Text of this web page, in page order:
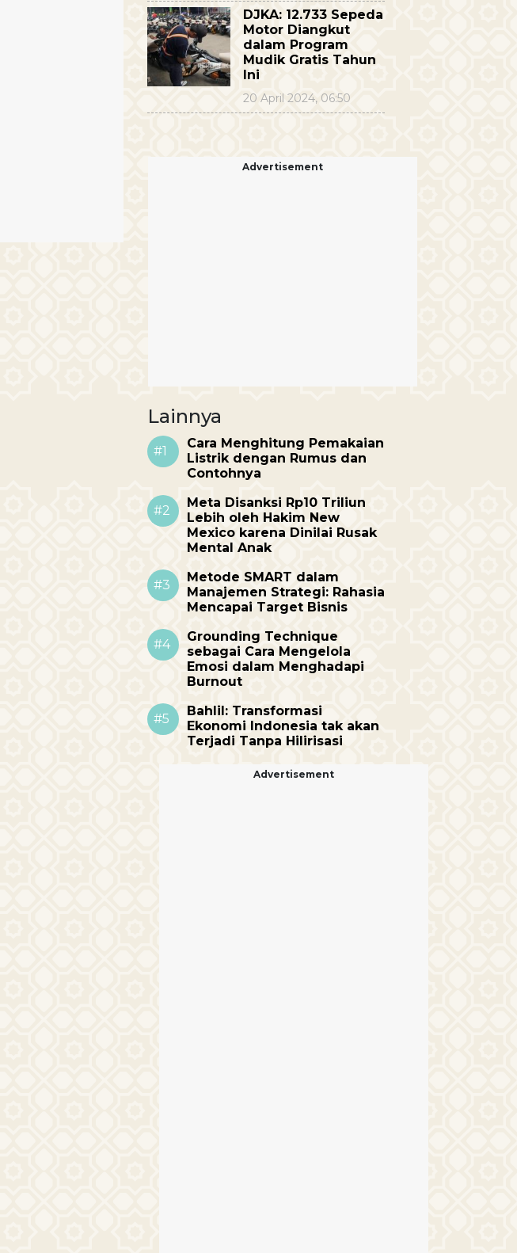
DJKA: 12.733 Sepeda
Motor Diangkut
dalam Program
Mudik Gratis Tahun
Ini
20 April 2024, 06:50
Advertisement
Lainnya
#1
Cara Menghitung Pemakaian
Listrik dengan Rumus dan
Contohnya
#2
Meta Disanksi Rp10 Triliun
Lebih oleh Hakim New
Mexico karena Dinilai Rusak
Mental Anak
#3
Metode SMART dalam
Manajemen Strategi: Rahasia
Mencapai Target Bisnis
#4
Grounding Technique
sebagai Cara Mengelola
Emosi dalam Menghadapi
Burnout
#5
Bahlil: Transformasi
Ekonomi Indonesia tak akan
Terjadi Tanpa Hilirisasi
Advertisement